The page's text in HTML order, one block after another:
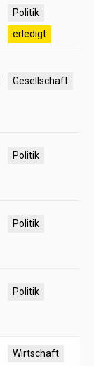
Politik
erledigt
Gesellschaft
Politik
Politik
Politik
Wirtschaft